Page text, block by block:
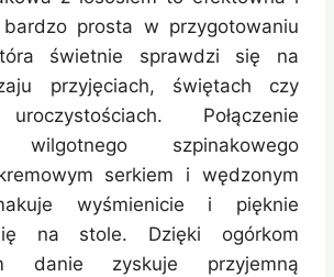
bardzo prosta w przygotowaniu
świetnie sprawdzi się na
przyjęciach, świętach czy
Połączenie
wilgotnego szpinakowego
serkiem i wędzonym
wyśmienicie i pięknie
na stole. Dzięki ogórkom
danie zyskuje przyjemną